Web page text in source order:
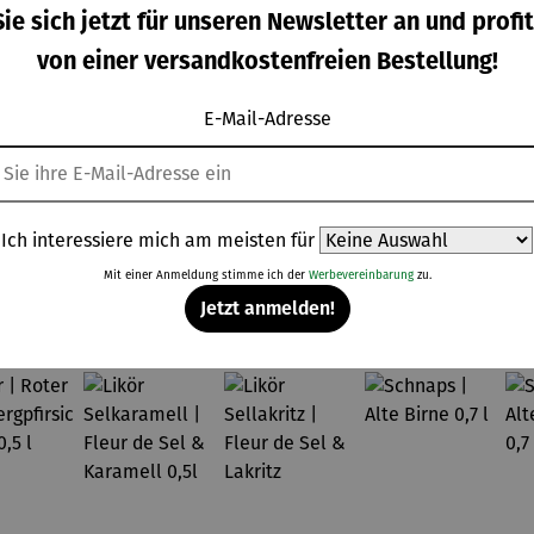
Eiskugel |
Collins
Eiskühler
FROID
Korkenzie
her mit
Kapselsch
Topseller aus der Kategorie Spirituosen
sich jetzt für unseren Newsletter an und
von einer versandkostenfreien Bestellung!
E-Mail-Adresse
Ich interessiere mich am meisten für
Mit einer Anmeldung stimme ich der Werbevereinbarungzu.
Jetzt anmelden!